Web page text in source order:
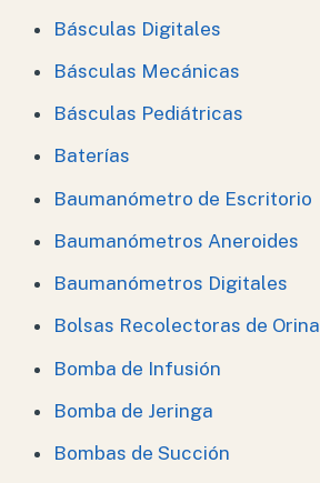
Básculas Digitales
Básculas Mecánicas
Básculas Pediátricas
Baterías
Baumanómetro de Escritorio
Baumanómetros Aneroides
Baumanómetros Digitales
Bolsas Recolectoras de Orina
Bomba de Infusión
Bomba de Jeringa
Bombas de Succión